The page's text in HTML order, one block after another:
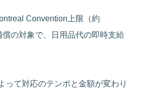
Convention上限（約
の対象で、日用品代の即時支給
って対応のテンポと金額が変わり